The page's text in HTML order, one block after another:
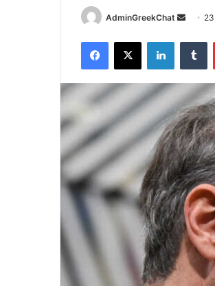
AdminGreekChat
Send
email
Facebook
X LinkedIn